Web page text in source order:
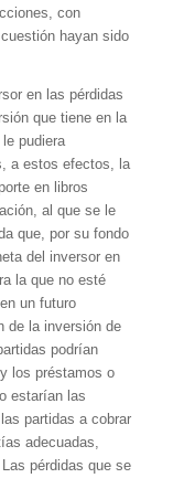
con
hayan sido
en las pérdidas
que tiene en la
pudiera
a estos efectos, la
en libros
al que se le
que, por su fondo
del inversor en
la que no esté
un futuro
de la inversión de
podrían
los préstamos o
estarían las
partidas a cobrar
adecuadas,
pérdidas que se